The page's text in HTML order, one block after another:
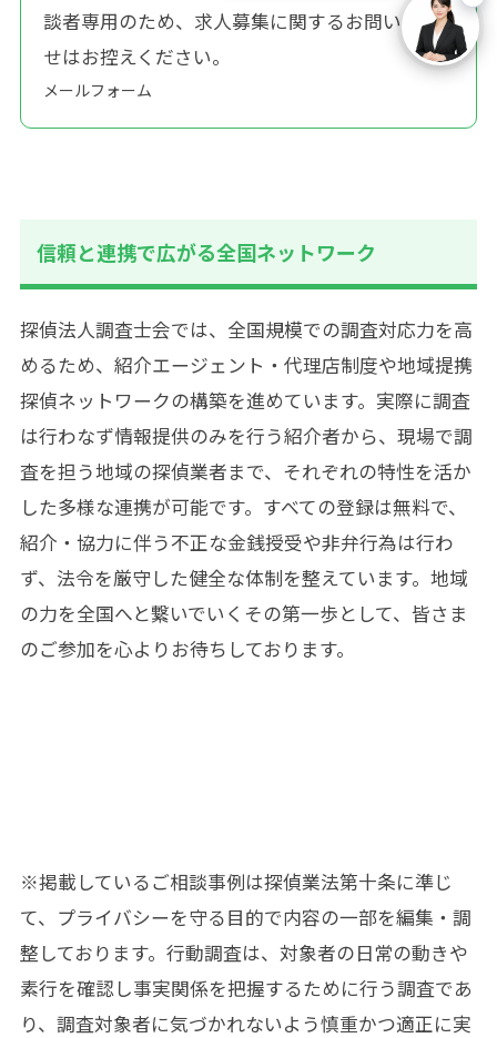
談者専用のため、求人募集に関するお問い合わ
せはお控えください。
メールフォーム
信頼と連携で広がる全国ネットワーク
探偵法人調査士会では、全国規模での調査対応力を高
めるため、紹介エージェント・代理店制度や地域提携
探偵ネットワークの構築を進めています。実際に調査
は行わなず情報提供のみを行う紹介者から、現場で調
査を担う地域の探偵業者まで、それぞれの特性を活か
した多様な連携が可能です。すべての登録は無料で、
紹介・協力に伴う不正な金銭授受や非弁行為は行わ
ず、法令を厳守した健全な体制を整えています。地域
の力を全国へと繋いでいくその第一歩として、皆さま
のご参加を心よりお待ちしております。
※掲載しているご相談事例は探偵業法第十条に準じ
て、プライバシーを守る目的で内容の一部を編集・調
整しております。行動調査は、対象者の日常の動きや
素行を確認し事実関係を把握するために行う調査であ
り、調査対象者に気づかれないよう慎重かつ適正に実